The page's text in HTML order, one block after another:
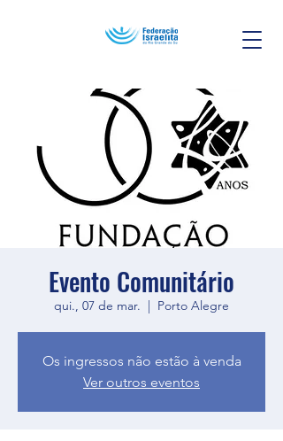
Evento Comunitário
qui., 07 de mar.
  |
Porto Alegre
Os ingressos não estão à venda
Ver outros eventos